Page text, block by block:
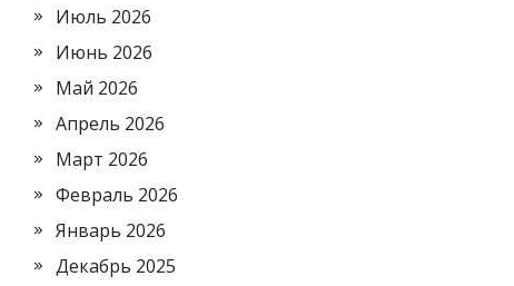
Июль 2026
Июнь 2026
Май 2026
Апрель 2026
Март 2026
Февраль 2026
Январь 2026
Декабрь 2025